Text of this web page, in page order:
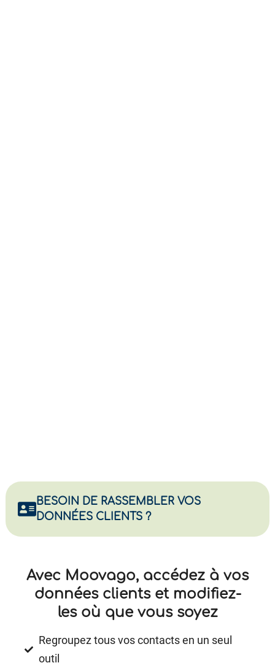
BESOIN DE RASSEMBLER VOS
DONNÉES CLIENTS ?
Avec Moovago, accédez à vos
données clients et modifiez-
les où que vous soyez
Regroupez tous vos contacts en un seul
outil